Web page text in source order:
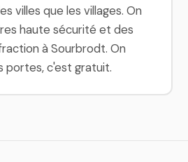
villes que les villages. On
haute sécurité et des
à Sourbrodt. On
portes, c'est gratuit.